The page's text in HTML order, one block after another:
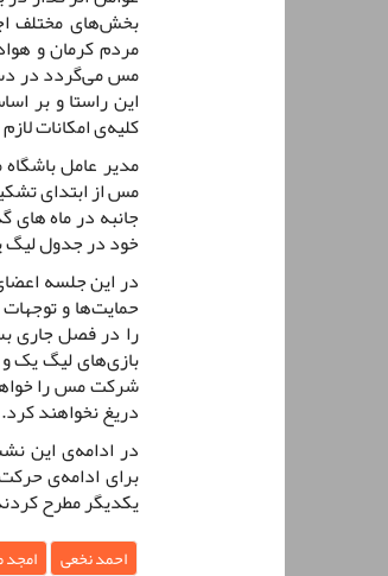
بخش‌های مختلف
مردم کرمان و
مس می‌گردد در
این راستا و بر
کلیه‌ی امکانات
مدیر عامل
مس از ابتدای
جانبه در ماه
خود در جدول
در این جلسه
حمایت‌ها و
را در فصل جاری
بازی‌های لیگ یک
شرکت مس را
دریغ نخواهند کرد.
در ادامه‌ی این
برای ادامه‌ی
یکدیگر مطرح
احمد نخعی